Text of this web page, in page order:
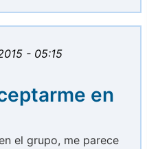
- 05:15
en
el grupo, me parece